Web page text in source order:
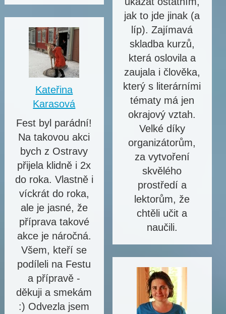
jak to jde jinak (a
líp). Zajímavá
skladba kurzů,
která oslovila a
zaujala i člověka,
který s literárními
tématy má jen
okrajový vztah.
Velké díky
organizátorům,
za vytvoření
skvělého
prostředí a
lektorům, že
chtěli učit a
naučili.
Kateřina
Karasová
Fest byl parádní!
Na takovou akci
bych z Ostravy
přijela klidně i 2x
do roka. Vlastně i
víckrát do roka,
ale je jasné, že
příprava takové
akce je náročná.
Všem, kteří se
podíleli na Festu
a přípravě -
děkuji a smekám
:) Odvezla jsem